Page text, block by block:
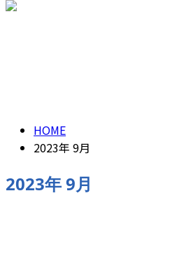
HOME
2023年 9月
2023年 9月